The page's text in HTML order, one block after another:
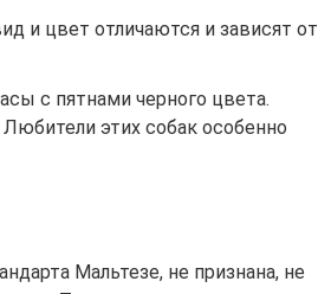
и цвет отличаются и зависят от
с пятнами черного цвета.
этих собак особенно
Мальтезе, не признана, не